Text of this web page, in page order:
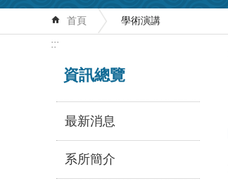
首頁 學術演講
:::
資訊總覽
最新消息
系所簡介